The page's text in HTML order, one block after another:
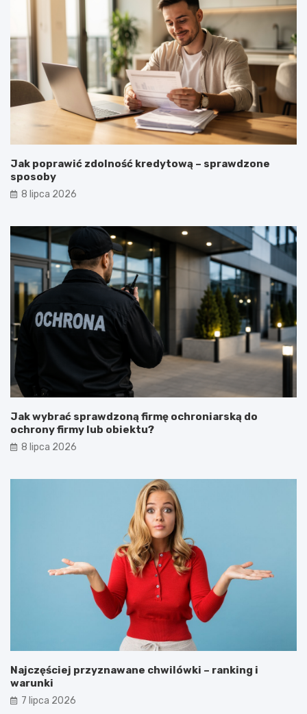
Jak poprawić zdolność kredytową – sprawdzone
sposoby
8 lipca 2026
Jak wybrać sprawdzoną firmę ochroniarską do
ochrony firmy lub obiektu?
8 lipca 2026
Najczęściej przyznawane chwilówki – ranking i
warunki
7 lipca 2026